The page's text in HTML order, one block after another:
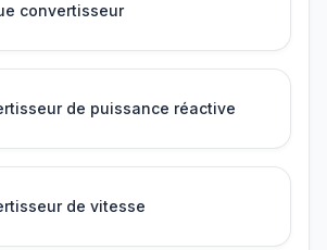
convertisseur
de puissance réactive
de vitesse